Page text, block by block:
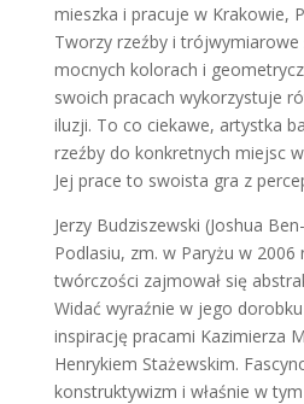
mieszka i pracuje w Krakowie,
Tworzy rzeźby i
mocnych kolorach i
swoich pracach wykorzystuje
iluzji. To co ciekawe, artystka
rzeźby do konkretnych miejsc
Jej prace to swoista gra z
Jerzy Budziszewski (Joshua
Podlasiu, zm. w Paryżu w 2006
twórczości zajmował się
Widać wyraźnie w jego
inspirację pracami Kazimierza
Henrykiem Stażewskim.
konstruktywizm i właśnie w